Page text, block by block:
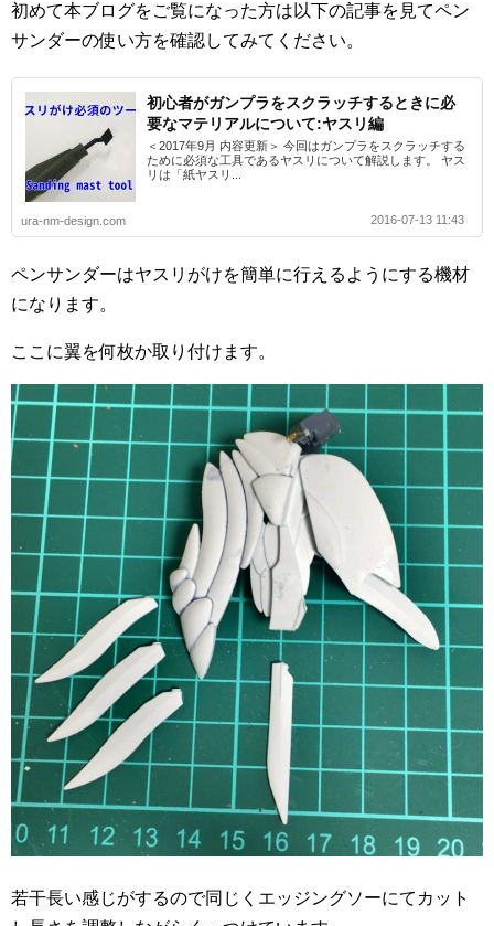
初めて本ブログをご覧になった方は以下の記事を見てペン
サンダーの使い方を確認してみてください。
初心者がガンプラをスクラッチするときに必
要なマテリアルについて:ヤスリ編
＜2017年9月 内容更新＞ 今回はガンプラをスクラッチする
ために必須な工具であるヤスリについて解説します。 ヤス
リは「紙ヤスリ...
ura-nm-design.com 2016-07-13 11:43
ペンサンダーはヤスリがけを簡単に行えるようにする機材
になります。
ここに翼を何枚か取り付けます。
若干長い感じがするので同じくエッジングソーにてカット